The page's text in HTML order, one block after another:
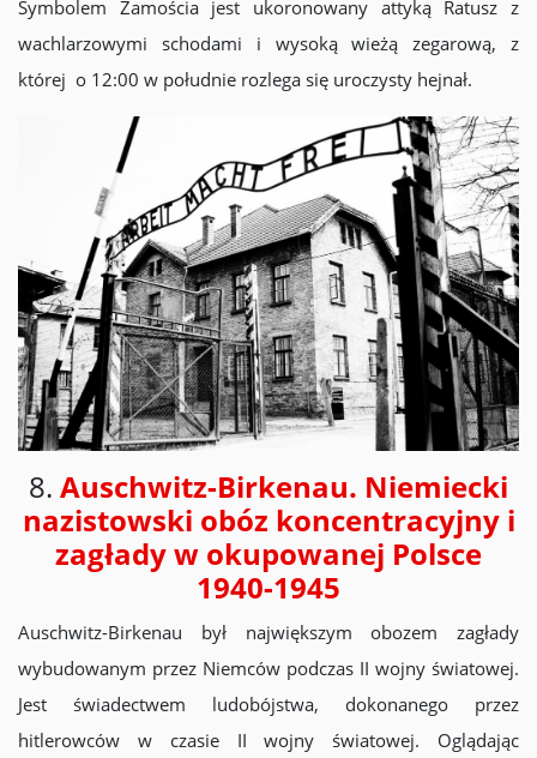
Symbolem Zamościa jest ukoronowany attyką Ratusz z
wachlarzowymi schodami i wysoką wieżą zegarową, z
której o 12:00 w południe rozlega się uroczysty hejnał.
8. Auschwitz-Birkenau. Niemiecki
nazistowski obóz koncentracyjny i
zagłady w okupowanej Polsce
1940-1945
Auschwitz-Birkenau był największym obozem zagłady
wybudowanym przez Niemców podczas II wojny światowej.
Jest świadectwem ludobójstwa, dokonanego przez
hitlerowców w czasie II wojny światowej. Oglądając